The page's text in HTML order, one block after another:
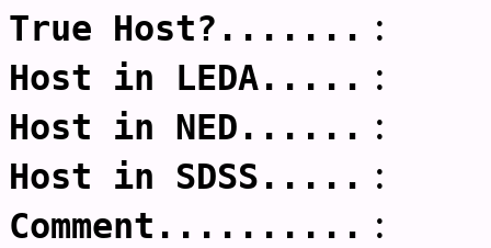
True Host?....... :
Host in LEDA..... :
Host in NED...... :
Host in SDSS..... :
Comment.......... :